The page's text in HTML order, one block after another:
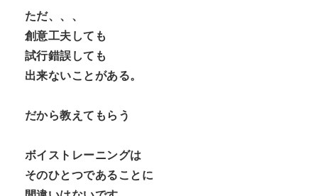
ただ、、、
創意工夫しても
試行錯誤しても
出来ないことがある。
だから教えてもらう
ボイストレーニングは
そのひとつであることに